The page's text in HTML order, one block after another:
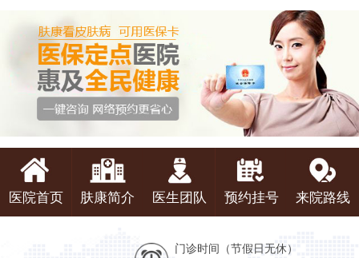
医院首页 肤康简介 医生团队 预约挂号 来院路线
门诊时间（节假日无休）